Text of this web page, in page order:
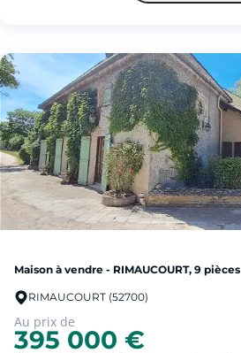
Maison à vendre - RIMAUCOURT, 9 pièces
RIMAUCOURT (52700)
Au prix de
395 000 €